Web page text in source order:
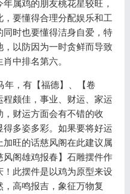
属鸡的朋友桃花星较旺，
要懂得合理分配娱乐和工
时也要懂得洁身自爱，特
以防因为一时贪鲜而导致
中排名第六。
年，有【福德】、【卷
颇佳，事业、财运、家运
财运方面会有不错的收
多姿多彩。如果要将好运
旺的话慈风阁在此建议属
阁雄鸡报春】石雕摆件作
此摆件是以鸡为原型来设
高鸣报吉，象征万物复